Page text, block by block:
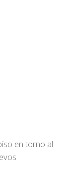
en torno al